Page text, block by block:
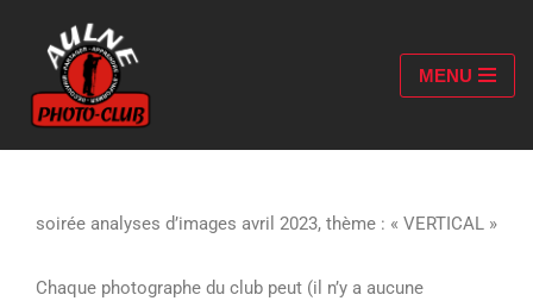
Aller
au
contenu
MENU
soirée analyses d’images avril 2023, thème : « VERTICAL »
Chaque photographe du club peut (il n’y a aucune